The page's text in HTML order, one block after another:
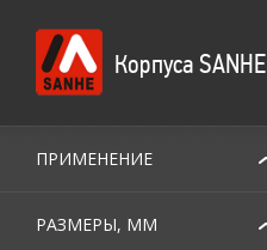
Корпуса SANHE
ПРИМЕНЕНИЕ
РАЗМЕРЫ, ММ